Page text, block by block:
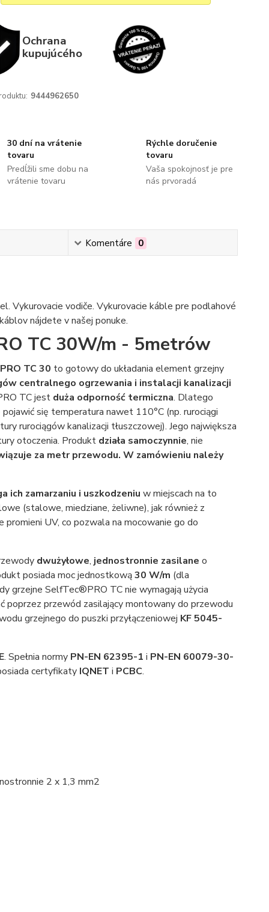
Ochrana
kupujúcého
9444962650
30 dní na vrátenie
tovaru
Predĺžili sme dobu na
vrátenie tovaru
Rýchle doručenie
tovaru
Vaša spokojnosť je pre
nás prvoradá
Komentáre 0
Vykurovacie vodiče. Vykurovacie káble pre podlahové
nájdete v našej ponuke.
TC 30W/m - 5metrów
TC 30 to gotowy do układania element grzejny
centralnego ogrzewania i instalacji kanalizacji
TC jest duża odporność termiczna. Dlatego
się temperatura nawet 110°C (np. rurociągi
rurociągów kanalizacji tłuszczowej). Jego największa
otoczenia. Produkt działa samoczynnie, nie
za metr przewodu. W zamówieniu należy
ich zamarzaniu i uszkodzeniu w miejscach na to
(stalowe, miedziane, żeliwne), jak również z
UV, co pozwala na mocowanie go do
dwużyłowe, jednostronnie zasilane o
posiada moc jednostkową30 W/m (dla
grzejne SelfTec®PRO TC nie wymagają użycia
przewód zasilający montowany do przewodu
grzejnego do puszki przyłączeniowej KF 5045-
. Spełnia normy PN-EN 62395-1 i PN-EN 60079-30-
certyfikaty IQNET i PCBC.
2 x 1,3 mm2